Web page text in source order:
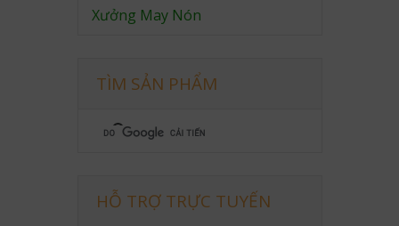
Xưởng May Nón
TÌM SẢN PHẨM
HỖ TRỢ TRỰC TUYẾN